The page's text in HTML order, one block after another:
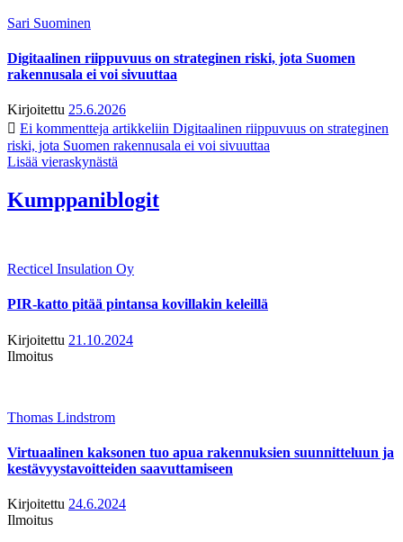
Sari Suominen
Digitaalinen riippuvuus on strateginen riski, jota Suomen
rakennusala ei voi sivuuttaa
Kirjoitettu 25.6.2026
Ei kommentteja artikkeliin Digitaalinen riippuvuus on strateginen
riski, jota Suomen rakennusala ei voi sivuuttaa
Lisää vieraskynästä
Kumppaniblogit
Recticel Insulation Oy
PIR-katto pitää pintansa kovillakin keleillä
Kirjoitettu 21.10.2024
Ilmoitus
Thomas Lindstrom
Virtuaalinen kaksonen tuo apua rakennuksien suunnitteluun ja
kestävyystavoitteiden saavuttamiseen
Kirjoitettu 24.6.2024
Ilmoitus